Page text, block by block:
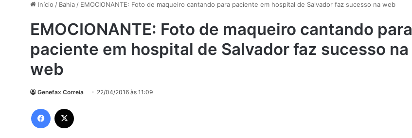
Início / Bahia / EMOCIONANTE: Foto de maqueiro cantando para paciente em hospital de Salvador faz sucesso na web
EMOCIONANTE: Foto de maqueiro cantando para
paciente em hospital de Salvador faz sucesso na
web
Genefax Correia 22/04/2016 às 11:09
Facebook